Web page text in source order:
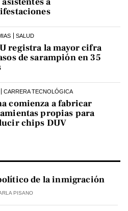
SALUD
registra la mayor cifra
de sarampión en 35
CARRERA TECNOLÓGICA
comienza a fabricar
propias para
chips DUV
de la inmigración
PISANO